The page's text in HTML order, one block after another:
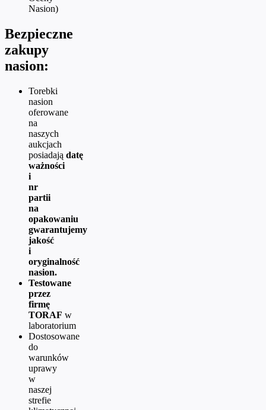
Nasion)
Bezpieczne
zakupy
nasion:
Torebki
nasion
oferowane
na
naszych
aukcjach
posiadają datę
ważności
i
nr
partii
na
opakowaniu
gwarantujemy
jakość
i
oryginalność
nasion.
Testowane
przez
firmę
TORAF w
laboratorium
Dostosowane
do
warunków
uprawy
w
naszej
strefie